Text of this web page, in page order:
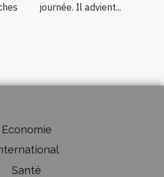
journée. Il advient...
Economie
Santé